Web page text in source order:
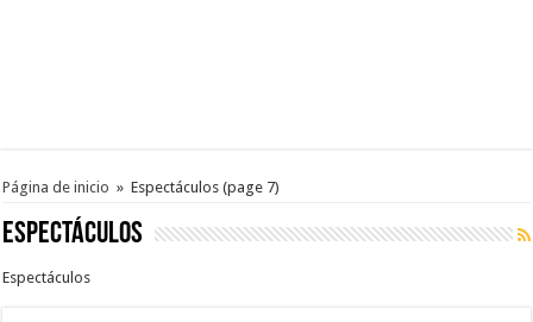
Página de inicio » Espectáculos (page 7)
Espectáculos
Espectáculos